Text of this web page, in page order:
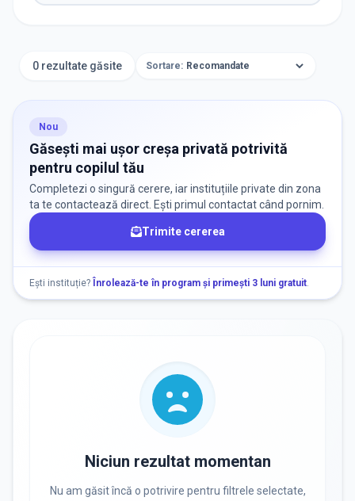
Nu există informații despre locuri libere
0 rezultate găsite Sortare:
Nou
Găsești mai ușor creșa privată potrivită
pentru copilul tău
Completezi o singură cerere, iar instituțiile private din zona
ta te contactează direct. Ești primul contactat când pornim.
Trimite cererea
Ești instituție? Înrolează-te în program și primești 3 luni gratuit.
Niciun rezultat momentan
Nu am găsit încă o potrivire pentru filtrele selectate,